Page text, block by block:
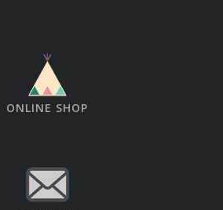
ONLINE SHOP